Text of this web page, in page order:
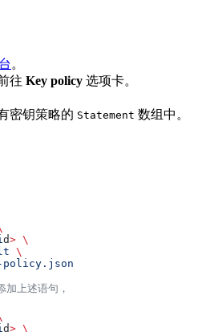
。
往 Key policy 选项卡。
密钥策略的 Statement 数组中。
d> \
\
policy.json
上述语句，
d> \